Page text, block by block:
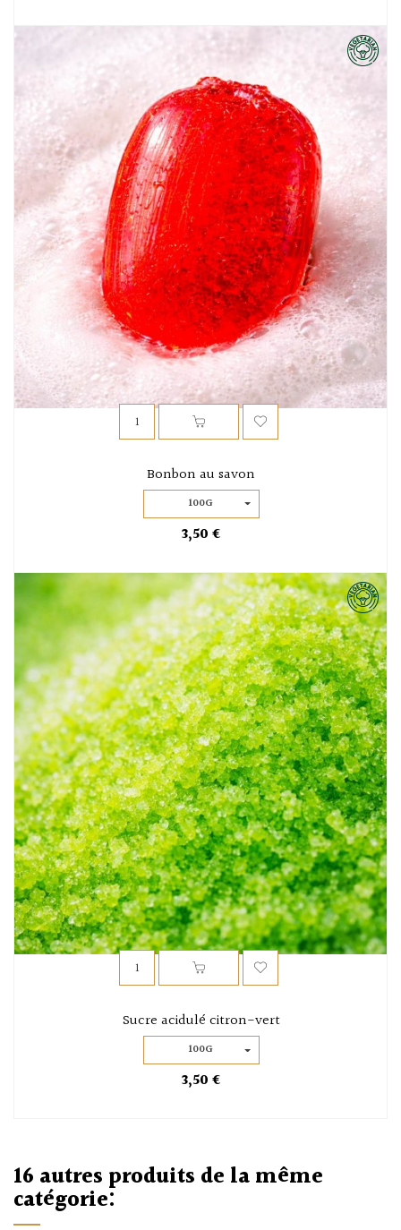
Bonbon au savon
100G
3,50 €
Sucre acidulé citron-vert
100G
3,50 €
16 autres produits de la même
catégorie: